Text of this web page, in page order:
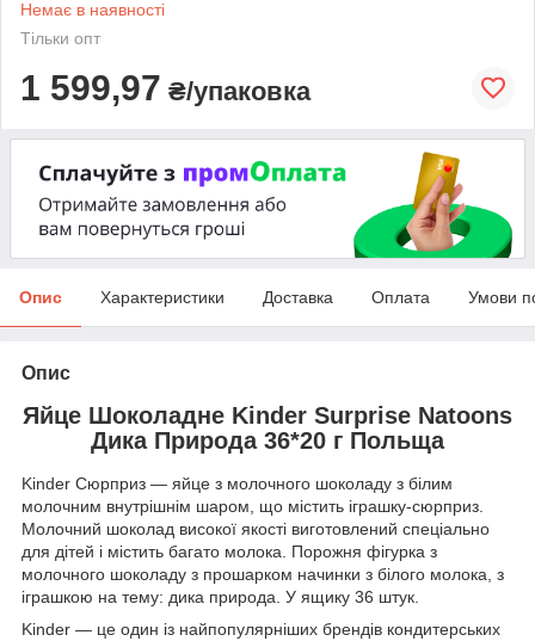
Немає в наявності
Тільки опт
1 599,97 ₴/упаковка
Опис Характеристики Доставка Оплата Умови
Опис
Яйце Шоколадне Kinder Surprise Natoons
Дика Природа 36*20 г Польща
Kinder Сюрприз — яйце з молочного шоколаду з білим
молочним внутрішнім шаром, що містить іграшку-сюрприз.
Молочний шоколад високої якості виготовлений спеціально
для дітей і містить багато молока. Порожня фігурка з
молочного шоколаду з прошарком начинки з білого молока, з
іграшкою на тему: дика природа. У ящику 36 штук.
Kinder — це один із найпопулярніших брендів кондитерських